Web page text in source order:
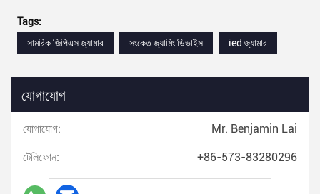
Tags:
সামরিক জিপিএস জ্যামার
সংকেত জ্যামিং ডিভাইস ied জ্যামার
যোগাযোগ
যোগাযোগ: Mr. Benjamin Lai
টেলিফোন: +86-573-83280296